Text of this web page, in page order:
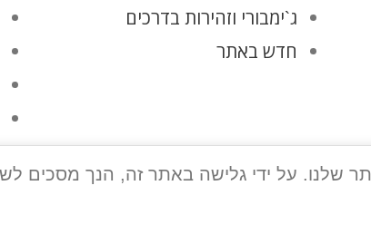
ג`ימבורי וזהירות בדרכים
חדש באתר